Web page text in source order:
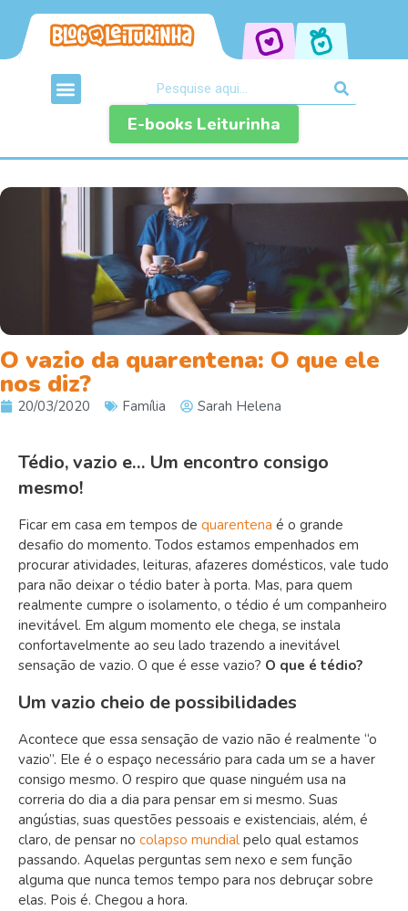
E-books Leiturinha
O vazio da quarentena: O que ele
nos diz?
20/03/2020 Família Sarah Helena
Tédio, vazio e… Um encontro consigo
mesmo!
Ficar em casa em tempos de quarentena é o grande
desafio do momento. Todos estamos empenhados em
procurar atividades, leituras, afazeres domésticos, vale tudo
para não deixar o tédio bater à porta. Mas, para quem
realmente cumpre o isolamento, o tédio é um companheiro
inevitável. Em algum momento ele chega, se instala
confortavelmente ao seu lado trazendo a inevitável
sensação de vazio. O que é esse vazio? O que é tédio?
Um vazio cheio de possibilidades
Acontece que essa sensação de vazio não é realmente “o
vazio”. Ele é o espaço necessário para cada um se a haver
consigo mesmo. O respiro que quase ninguém usa na
correria do dia a dia para pensar em si mesmo. Suas
angústias, suas questões pessoais e existenciais, além, é
claro, de pensar no colapso mundial pelo qual estamos
passando. Aquelas perguntas sem nexo e sem função
alguma que nunca temos tempo para nos debruçar sobre
elas. Pois é. Chegou a hora.